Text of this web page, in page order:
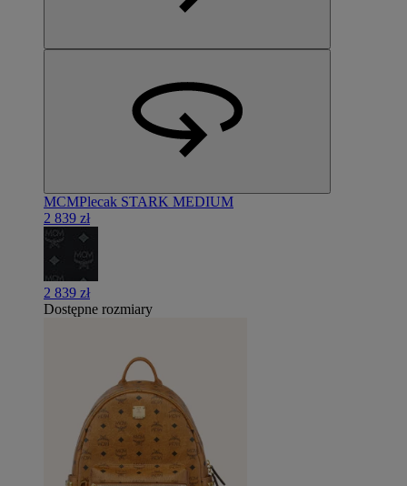
MCMPlecak STARK MEDIUM
2 839 zł
2 839 zł
Dostępne rozmiary